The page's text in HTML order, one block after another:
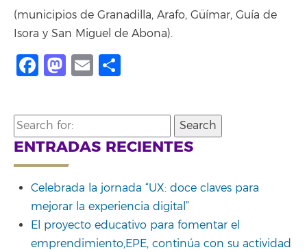
(municipios de Granadilla, Arafo, Güímar, Guía de
Isora y San Miguel de Abona).
Facebook
Mastodon
Email
Search
for:
ENTRADAS RECIENTES
Celebrada la jornada “UX: doce claves para
mejorar la experiencia digital”
El proyecto educativo para fomentar el
emprendimiento,EPE, continúa con su actividad